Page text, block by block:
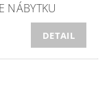
NÁBYTKU
DETAIL